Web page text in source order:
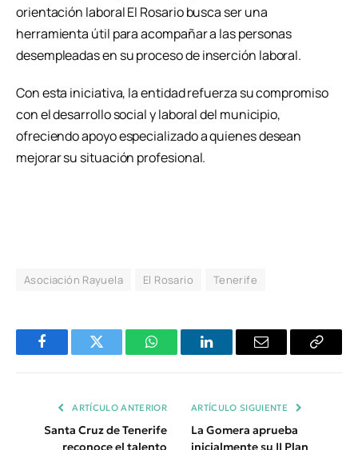
orientación laboral El Rosario busca ser una
herramienta útil para acompañar a las personas
desempleadas en su proceso de inserción laboral.
Con esta iniciativa, la entidad refuerza su compromiso
con el desarrollo social y laboral del municipio,
ofreciendo apoyo especializado a quienes desean
mejorar su situación profesional.
Asociación Rayuela El Rosario Tenerife
FacebookTwitter WhatsAppLinkedInEmail
Copiar
ARTÍCULO ANTERIOR
Santa Cruz de Tenerife
ARTÍCULO SIGUIENTE
La Gomera aprueba